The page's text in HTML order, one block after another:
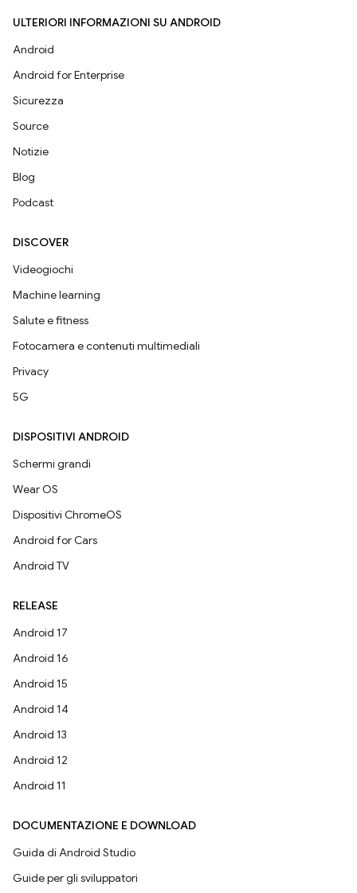
ULTERIORI INFORMAZIONI SU ANDROID
Android
Android for Enterprise
Sicurezza
Source
Notizie
Blog
Podcast
DISCOVER
Videogiochi
Machine learning
Salute e fitness
Fotocamera e contenuti multimediali
Privacy
5G
DISPOSITIVI ANDROID
Schermi grandi
Wear OS
Dispositivi ChromeOS
Android for Cars
Android TV
RELEASE
Android 17
Android 16
Android 15
Android 14
Android 13
Android 12
Android 11
DOCUMENTAZIONE E DOWNLOAD
Guida di Android Studio
Guide per gli sviluppatori